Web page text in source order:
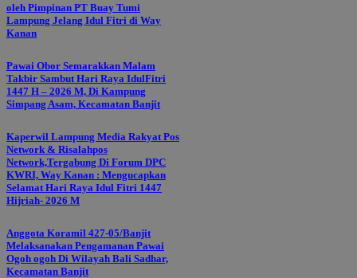
oleh Pimpinan PT Buay Tumi
Lampung Jelang Idul Fitri di Way
Kanan
Pawai Obor Semarakkan Malam
Takbir Sambut Hari Raya IdulFitri
1447 H – 2026 M, Di Kampung
Simpang Asam, Kecamatan Banjit
Kaperwil Lampung Media Rakyat Pos
Network & Risalahpos
Network,Tergabung Di Forum DPC
KWRI, Way Kanan : Mengucapkan
Selamat Hari Raya Idul Fitri 1447
Hijriah- 2026 M
Anggota Koramil 427-05/Banjit
Melaksanakan Pengamanan Pawai
Ogoh ogoh Di Wilayah Bali Sadhar,
Kecamatan Banjit